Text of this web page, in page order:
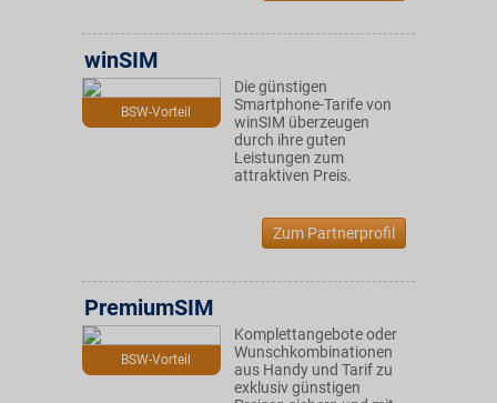
BSW-Vorteil
winSIM
Die günstigen
Smartphone-Tarife von
winSIM überzeugen
durch ihre guten
Leistungen zum
attraktiven Preis.
Zum Partnerprofil
BSW-Vorteil
PremiumSIM
Komplettangebote oder
Wunschkombinationen
aus Handy und Tarif zu
exklusiv günstigen